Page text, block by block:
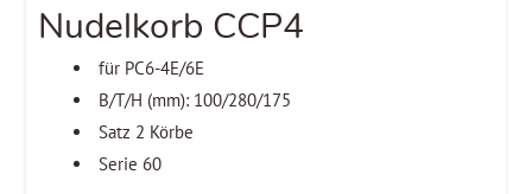
Nudelkorb CCP4
für PC6-4E/6E
B/T/H (mm): 100/280/175
Satz 2 Körbe
Serie 60